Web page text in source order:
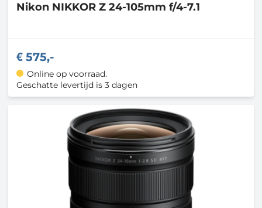
Nikon NIKKOR Z 24-105mm f/4-7.1
575,-
Online op voorraad.
Geschatte levertijd is 3 dagen